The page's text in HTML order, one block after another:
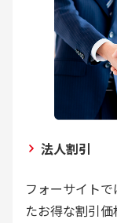
法人割引
フォーサイト
たお得な割引価